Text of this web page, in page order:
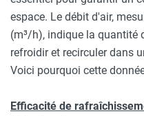
espace. Le débit d'air,
(m³/h), indique la quantité
refroidir et recirculer dans
Voici pourquoi cette
Efficacité de